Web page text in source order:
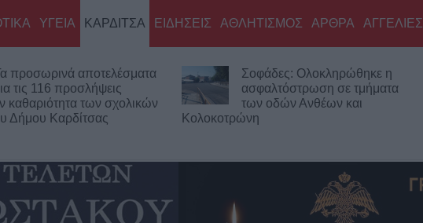
ΥΓΕΙΑ ΚΑΡΔΙΤΣΑ ΕΙΔΗΣΕΙΣ ΑΘΛΗΤΙΣΜΟΣ ΑΡΘΡΑ ΑΓΓΕΛΙΕΣ
Ολοκληρώθηκε η
σε τμήματα
οδών Ανθέων και
Έργο 750.000 ευρώ για τον
καθαρισμό του Ρογόζινου και
την αποκατάσταση των
αντιπλημμυρικών αναχωμάτων